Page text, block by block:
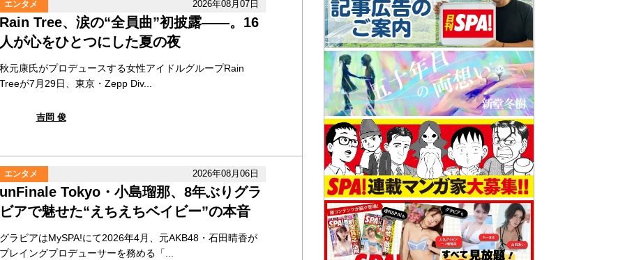
エンタメ 2026年08月07日
Tree、涙の“全員曲”初披露――。16
が心をひとつにした夏の夜
元康氏がプロデュースする女性アイドルグループRain
が7月29日、東京・Zepp Div...
吉岡 俊
エンタメ 2026年08月06日
Tokyo・小島瑠那、8年ぶりグラ
アで魅せた“えちえちベイビー”の本音
ラビアはMySPA!にて2026年4月、元AKB48・石田晴香が
レイングプロデューサーを務める「...